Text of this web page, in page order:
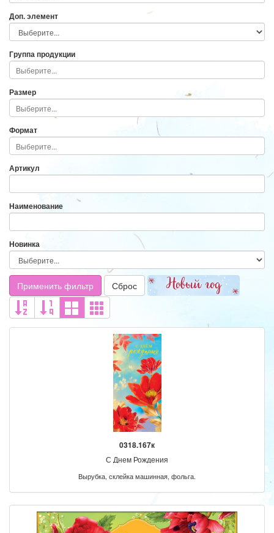
Доп. элемент
Группа продукции
Размер
Формат
Артикул
Наименование
Новинка
Применить фильтр Сброс
0318.167к
С Днем Рождения
Вырубка, склейка машинная, фольга.